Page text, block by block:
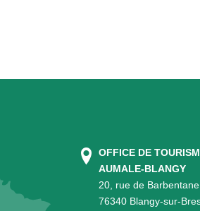
OFFICE DE
AUMALE-BLANGY
20, rue de
76340 Blangy-sur-